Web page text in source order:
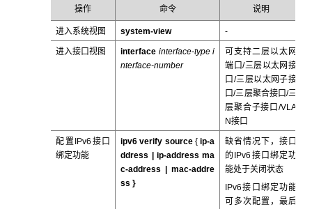
操作 命令 说明
进入系统视图 system-view -
进入接口视图 interface interface-type i
nterface-number
可支持二层以太网
端口/三层以太网接
口/三层以太网子接
口/三层聚合接口/三
层聚合子接口/VLA
N接口
配置IPv6接口
绑定功能
ipv6 verify source {ip-a
ddress | ip-address ma
c-address | mac-addre
ss}
缺省情况下，接口
的IPv6接口绑定功
能处于关闭状态
IPv6接口绑定功能
可多次配置，最后